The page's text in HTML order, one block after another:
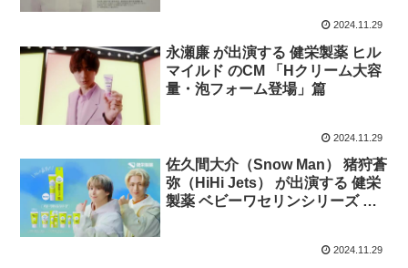
2024.11.29
永瀬廉 が出演する 健栄製薬 ヒル
マイルド のCM 「Hクリーム大容
量・泡フォーム登場」篇
2024.11.29
佐久間大介（Snow Man） 猪狩蒼
弥（HiHi Jets） が出演する 健栄
製薬 ベビーワセリンシリーズ の
2024.11.29